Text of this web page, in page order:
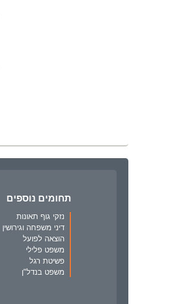
תחומים נוספים
נזקי גוף תאונות
דיני משפחה וגירושין
הוצאה לפועל
משפט פלילי
פשיטת רגל
משפט בנדל"ן